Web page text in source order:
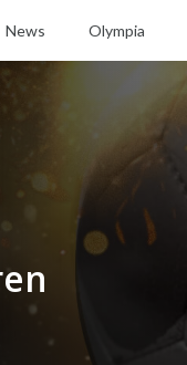
News Olympia